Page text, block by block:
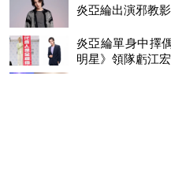
炎亞綸出演邪教
炎亞綸單身中擇
明星》領隊虧江